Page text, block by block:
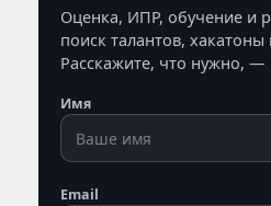
Оценка, ИПР, обучение и
поиск талантов,
Расскажите, что нужно,
Имя
Email